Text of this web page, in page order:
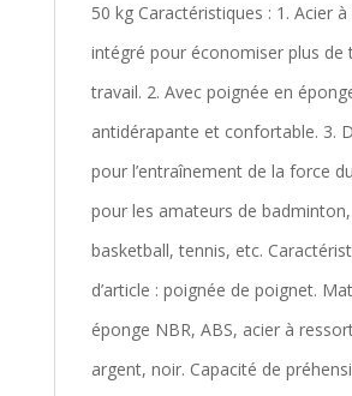
50 kg Caractéristiques : 1. Acier
intégré pour économiser plus de
travail. 2. Avec poignée en
antidérapante et confortable. 3.
pour l’entraînement de la force
pour les amateurs de
basketball, tennis, etc.
d’article : poignée de poignet.
éponge NBR, ABS, acier à
argent, noir. Capacité de